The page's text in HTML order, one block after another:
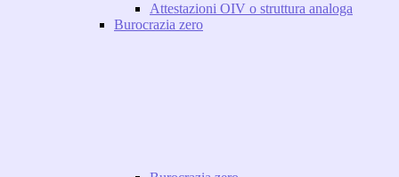
Attestazioni OIV o struttura analoga
Burocrazia zero